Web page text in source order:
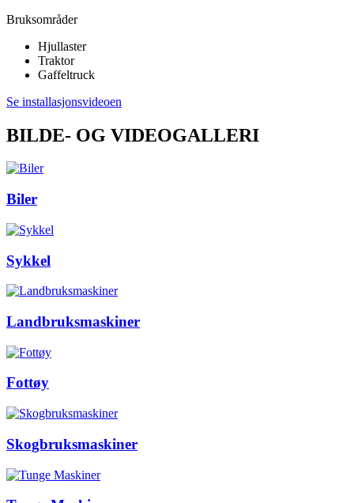
Bruksområder
Hjullaster
Traktor
Gaffeltruck
Se installasjonsvideoen
BILDE- OG VIDEOGALLERI
Biler
Sykkel
Landbruksmaskiner
Fottøy
Skogbruksmaskiner